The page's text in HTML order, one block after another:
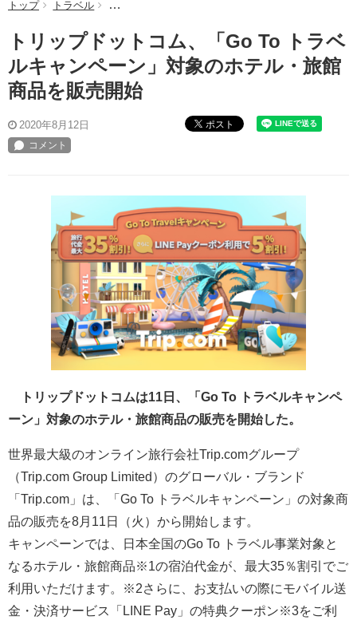
トップ トラベル トリップドットコム、「Go To トラベルキャンペー
トリップドットコム、「Go To トラベ
ルキャンペーン」対象のホテル・旅館
商品を販売開始
2020年8月12日 ポスト
トリップドットコムは11日、「Go To トラベルキャンペ
ーン」対象のホテル・旅館商品の販売を開始した。
世界最大級のオンライン旅行会社Trip.comグループ
（Trip.com Group Limited）のグローバル・ブランド
「Trip.com」は、「Go To トラベルキャンペーン」の対象商
品の販売を8月11日（火）から開始します。
キャンペーンでは、日本全国のGo To トラベル事業対象と
なるホテル・旅館商品※1の宿泊代金が、最大35％割引でご
利用いただけます。※2さらに、お支払いの際にモバイル送
金・決済サービス「LINE Pay」の特典クーポン※3をご利